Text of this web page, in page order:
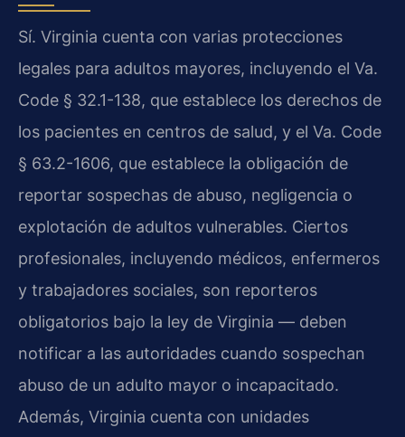
Sí. Virginia cuenta con varias protecciones
legales para adultos mayores, incluyendo el Va.
Code § 32.1-138, que establece los derechos de
los pacientes en centros de salud, y el Va. Code
§ 63.2-1606, que establece la obligación de
reportar sospechas de abuso, negligencia o
explotación de adultos vulnerables. Ciertos
profesionales, incluyendo médicos, enfermeros
y trabajadores sociales, son reporteros
obligatorios bajo la ley de Virginia — deben
notificar a las autoridades cuando sospechan
abuso de un adulto mayor o incapacitado.
Además, Virginia cuenta con unidades